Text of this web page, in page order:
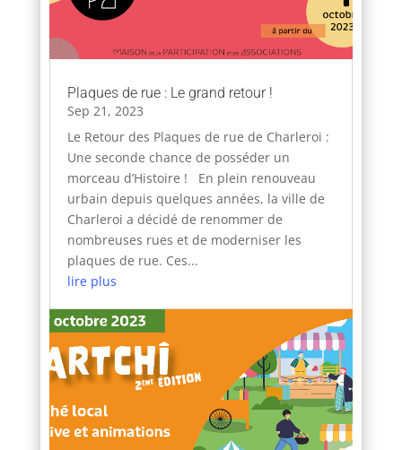
Plaques de rue : Le grand retour !
Sep 21, 2023
Le Retour des Plaques de rue de Charleroi :
Une seconde chance de posséder un
morceau d’Histoire ! En plein renouveau
urbain depuis quelques années, la ville de
Charleroi a décidé de renommer de
nombreuses rues et de moderniser les
plaques de rue. Ces...
lire plus